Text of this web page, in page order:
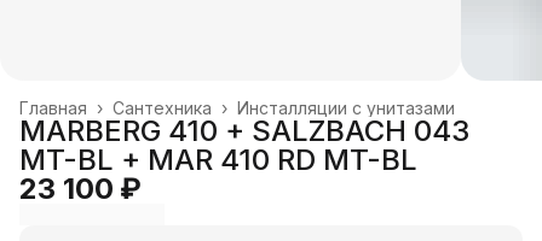
Инсталляции с унитазами
Сантехника ›
Главная ›
MARBERG 410 + SALZBACH 043
MT-BL + MAR 410 RD MT-BL
23 100 ₽